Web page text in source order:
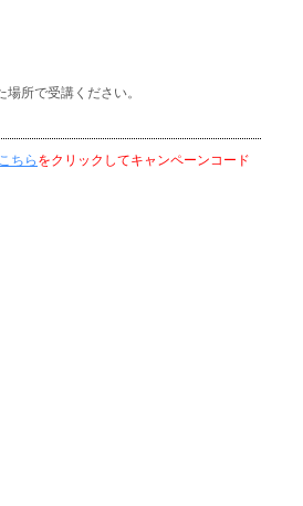
所で受講ください。
こちら をクリックしてキャンペーンコード